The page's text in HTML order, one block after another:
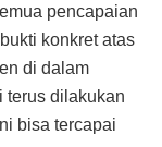
pencapaian
konkret atas
di dalam
terus dilakukan
bisa tercapai